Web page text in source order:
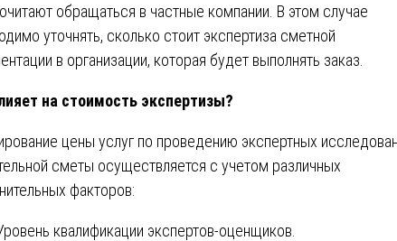
обращаться в частные компании. В этом случае
уточнять, сколько стоит экспертиза сметной
в организации, которая будет выполнять заказ.
на стоимость экспертизы?
цены услуг по проведению экспертных
сметы осуществляется с учетом различных
факторов:
квалификации экспертов-оценщиков.